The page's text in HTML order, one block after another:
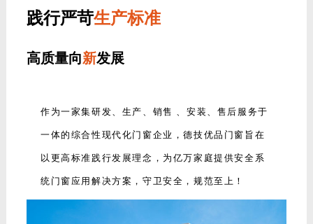
践行严苛生产标准
高质量向新发展
作为一家集研发、生产、销售 、安装、售后服务于
一体的综合性现代化门窗企业，德技优品门窗旨在
以更高标准践行发展理念，为亿万家庭提供安全系
统门窗应用解决方案，守卫安全，规范至上！